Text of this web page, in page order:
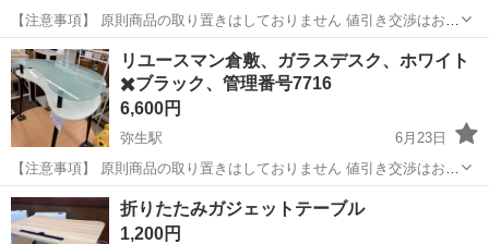
【注意事項】 原則商品の取り置きはしておりません 値引き交渉はお受
けできません 購入のタイミングが重なった場合は店頭販売を優先させ
て頂きます m(_ _)m 上記問合せ、またはテンプレートでのご質問には
お返事しておりま...
岡山 倉敷市 テーブル 店頭
リユースマン倉敷、ガラスデスク、ホワイト
✖️ブラック、管理番号7716
6,600円
弥生駅
6月23日
【注意事項】 原則商品の取り置きはしておりません 値引き交渉はお受
けできません 購入のタイミングが重なった場合は店頭販売を優先させ
て頂きます m(_ _)m 上記問合せ、またはテンプレートでのご質問には
お返事しておりま...
岡山 倉敷市 弥生駅 テーブル
折りたたみガジェットテーブル
1,200円